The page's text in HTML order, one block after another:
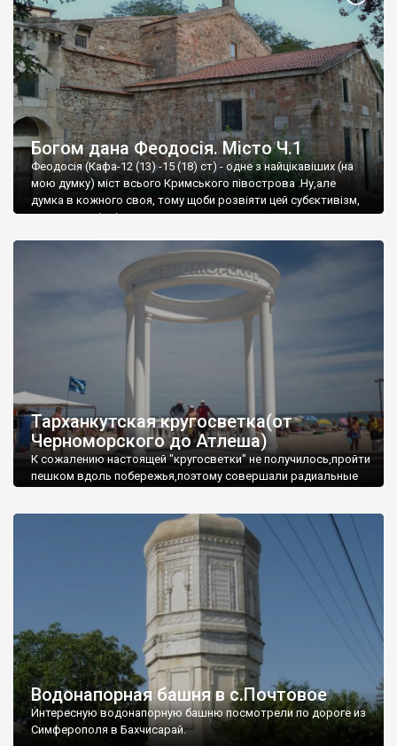
Богом дана Феодосія. Місто Ч.1
Феодосія (Кафа-12 (13) -15 (18) ст) - одне з найцікавіших (на
мою думку) міст всього Кримського півострова .Ну,але
думка в кожного своя, тому щоби розвіяти цей субєктивізм,
запрошую відвідати це
Тарханкутская кругосветка(от
Черноморского до Атлеша)
К сожалению настоящей "кругосветки" не получилось,пройти
пешком вдоль побережья,поэтому совершали радиальные
Водонапорная башня в с.Почтовое
Интересную водонапорную башню посмотрели по дороге из
Симферополя в Бахчисарай.